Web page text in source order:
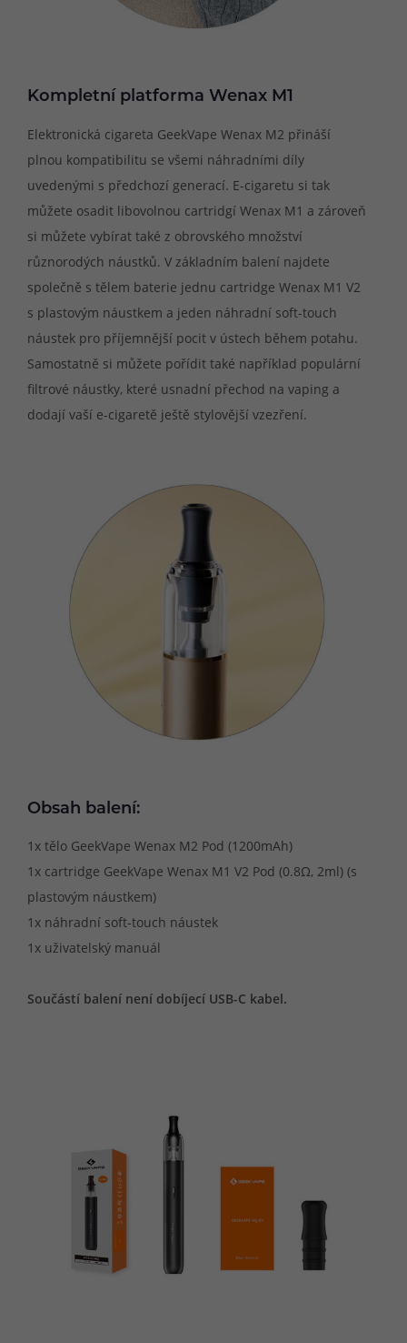
Kompletní platforma Wenax M1
Elektronická cigareta GeekVape Wenax M2 přináší
plnou kompatibilitu se všemi náhradními díly
uvedenými s předchozí generací. E-cigaretu si tak
můžete osadit libovolnou cartridgí Wenax M1 a zároveň
si můžete vybírat také z obrovského množství
různorodých náustků. V základním balení najdete
společně s tělem baterie jednu cartridge Wenax M1 V2
s plastovým náustkem a jeden náhradní soft-touch
náustek pro příjemnější pocit v ústech během potahu.
Samostatně si můžete pořídit také například populární
filtrové náustky, které usnadní přechod na vaping a
dodají vaší e-cigaretě ještě stylovější vzezření.
Obsah balení:
1x tělo GeekVape Wenax M2 Pod (1200mAh)
1x cartridge GeekVape Wenax M1 V2 Pod (0.8Ω, 2ml) (s
plastovým náustkem)
1x náhradní soft-touch náustek
1x uživatelský manuál
Součástí balení není dobíjecí USB-C kabel.